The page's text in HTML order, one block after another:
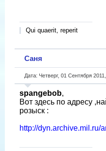
Qui quaerit, reperit
Саня
Дата: Четверг, 01 Сентября
spangebob,
Вот здесь по адресу
розыск :
http://dyn.archive.mil.ru/